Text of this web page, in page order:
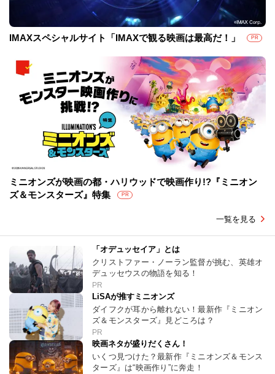
IMAXスペシャルサイト「IMAXで観る映画は最高だ！」 PR
ミニオンズが映画の都・ハリウッドで映画作り!?『ミニオン
ズ＆モンスターズ』特集
PR
一覧を見る
「オデュッセイア」とは
クリストファー・ノーラン監督が挑む、英雄オ
デュッセウスの物語を知る！
PR
LiSAが推すミニオンズ
ダイフクが耳から離れない！最新作『ミニオン
ズ＆モンスターズ』見どころは？
PR
映画ネタが盛りだくさん！
いくつ見つけた？最新作『ミニオンズ＆モンス
ターズ』は“映画作り”に奔走！